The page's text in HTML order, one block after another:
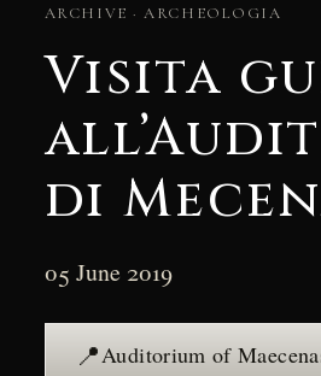
contentARCHIVE · ARCHEOLOGIA
Visita
di
05 June 2019
📍